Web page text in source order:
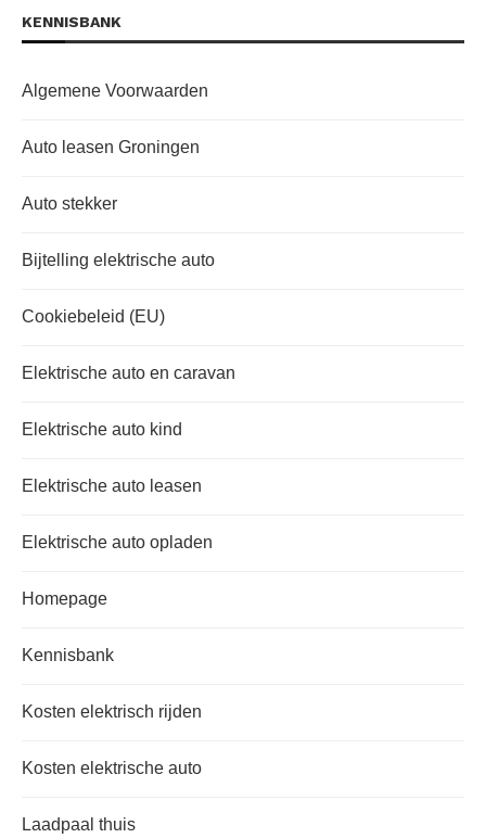
KENNISBANK
Algemene Voorwaarden
Auto leasen Groningen
Auto stekker
Bijtelling elektrische auto
Cookiebeleid (EU)
Elektrische auto en caravan
Elektrische auto kind
Elektrische auto leasen
Elektrische auto opladen
Homepage
Kennisbank
Kosten elektrisch rijden
Kosten elektrische auto
Laadpaal thuis